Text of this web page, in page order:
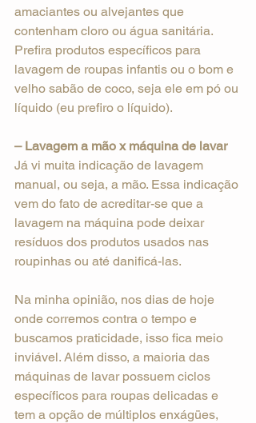
amaciantes ou alvejantes que
contenham cloro ou água sanitária.
Prefira produtos específicos para
lavagem de roupas infantis ou o bom e
velho sabão de coco, seja ele em pó ou
líquido (eu prefiro o líquido).
– Lavagem a mão x máquina de lavar
Já vi muita indicação de lavagem
manual, ou seja, a mão. Essa indicação
vem do fato de acreditar-se que a
lavagem na máquina pode deixar
resíduos dos produtos usados nas
roupinhas ou até danificá-las.
Na minha opinião, nos dias de hoje
onde corremos contra o tempo e
buscamos praticidade, isso fica meio
inviável. Além disso, a maioria das
máquinas de lavar possuem ciclos
específicos para roupas delicadas e
tem a opção de múltiplos enxágües,